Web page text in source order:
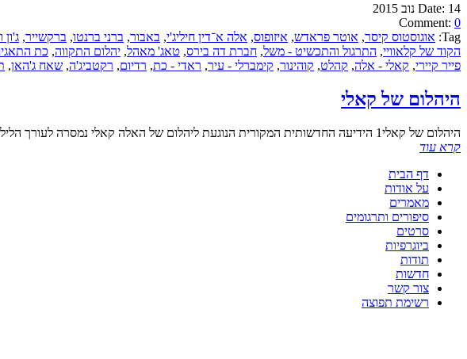
Date: 14 נוב 2015
Comment: 0
Tag: אוגוסטוס קיסר, אוטר פראדש, איזופוס, אלה א־דין חיליג'י, באבור, ברני ברנטו, ברקשייר, ג'ון
הקוד של קלאוויי, התרגול והתכשיט - משל, חברת דה בירס, טאג' מאהל, יהלום התקווה, כת
פייר קיירי, קאלי - אלה, קהלט, קוהינור, קימברלי - עיר, ראדי - כת, רדיום, רקטביג'ה, שאח ג'האן,
היהלום של קאלי
היהלום של קאלי1 הידיעה החדשותית המקורית הנוגעת ליהלום של האלה קאלי נמסרה לעורך הלילה2. הוא חייך והחז
קרא עוד
דף הבית
על אודות
מאמרים
סיפורים ותרגומים
סרטים
ביוגרפיות
תודות
חדשות
צור קשר
רשימת תפוצה